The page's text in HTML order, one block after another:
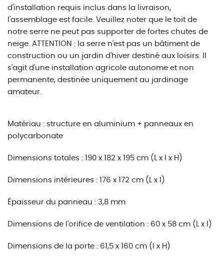
d'installation requis inclus dans la livraison,
l'assemblage est facile. Veuillez noter que le toit de
notre serre ne peut pas supporter de fortes chutes de
neige. ATTENTION : la serre n'est pas un bâtiment de
construction ou un jardin d'hiver destiné aux loisirs. Il
s'agit d'une installation agricole autonome et non
permanente, destinée uniquement au jardinage
amateur.
Matériau : structure en aluminium + panneaux en
polycarbonate
Dimensions totales : 190 x 182 x 195 cm (L x l x H)
Dimensions intérieures : 176 x 172 cm (L x l)
Épaisseur du panneau : 3,8 mm
Dimensions de l'orifice de ventilation : 60 x 58 cm (L x l)
Dimensions de la porte : 61,5 x 160 cm (l x H)